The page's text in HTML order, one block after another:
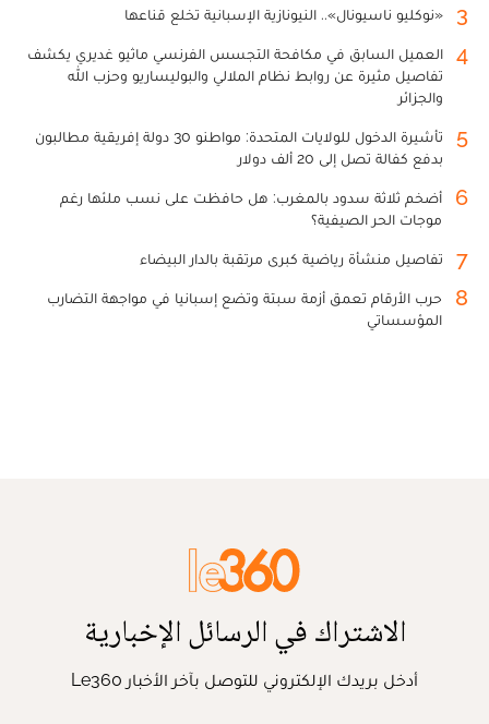
3 «نوكليو ناسيونال».. النيونازية الإسبانية تخلع قناعها
4
العميل السابق في مكافحة التجسس الفرنسي ماثيو غديري يكشف
تفاصيل مثيرة عن روابط نظام الملالي والبوليساريو وحزب الله
والجزائر
5
تأشيرة الدخول للولايات المتحدة: مواطنو 30 دولة إفريقية مطالبون
بدفع كفالة تصل إلى 20 ألف دولار
6
أضخم ثلاثة سدود بالمغرب: هل حافظت على نسب ملئها رغم
موجات الحر الصيفية؟
7 تفاصيل منشأة رياضية كبرى مرتقبة بالدار البيضاء
8
حرب الأرقام تعمق أزمة سبتة وتضع إسبانيا في مواجهة التضارب
المؤسساتي
الاشتراك في الرسائل الإخبارية
أدخل بريدك الإلكتروني للتوصل بآخر الأخبار Le360